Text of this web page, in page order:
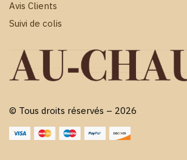
Avis Clients
Suivi de colis
© Tous droits réservés – 2026